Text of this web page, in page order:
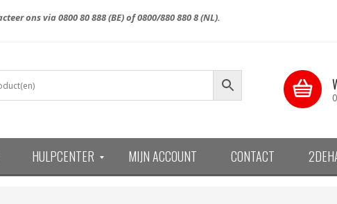
ons via0800 80 888(BE) of0800/880 880 8(NL).
HULPCENTER MIJN ACCOUNT CONTACT